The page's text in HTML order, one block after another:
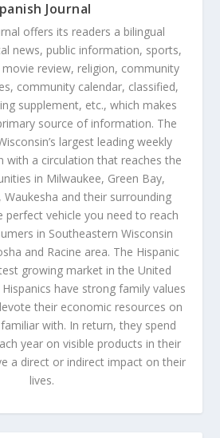
Journal
offers its readers a bilingual
news, public information, sports,
movie review, religion, community
community calendar, classified,
supplement, etc., which makes
source of information. The
largest leading weekly
with a circulation that reaches the
in Milwaukee, Green Bay,
Waukesha and their surrounding
perfect vehicle you need to reach
in Southeastern Wisconsin
and Racine area. The Hispanic
growing market in the United
have strong family values
their economic resources on
with. In return, they spend
year on visible products in their
a direct or indirect impact on their
lives.